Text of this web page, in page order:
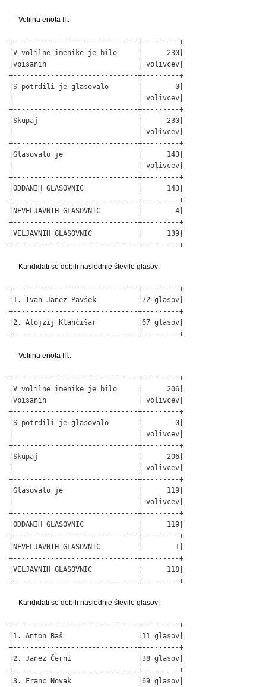
Volilna enota II.:
+------------------------------+---------+
|V volilne imenike je bilo     |      230|
|vpisanih                      | volivcev|
+------------------------------+---------+
|S potrdili je glasovalo       |        0|
|                              | volivcev|
+------------------------------+---------+
|Skupaj                        |      230|
|                              | volivcev|
+------------------------------+---------+
|Glasovalo je                  |      143|
|                              | volivcev|
+------------------------------+---------+
|ODDANIH GLASOVNIC             |      143|
+------------------------------+---------+
|NEVELJAVNIH GLASOVNIC         |        4|
+------------------------------+---------+
|VELJAVNIH GLASOVNIC           |      139|
+------------------------------+---------+
Kandidati so dobili naslednje število glasov:
+------------------------------+---------+
|1. Ivan Janez Pavšek          |72 glasov|
+------------------------------+---------+
|2. Alojzij Klančišar          |67 glasov|
+------------------------------+---------+
Volilna enota III.:
+------------------------------+---------+
|V volilne imenike je bilo     |      206|
|vpisanih                      | volivcev|
+------------------------------+---------+
|S potrdili je glasovalo       |        0|
|                              | volivcev|
+------------------------------+---------+
|Skupaj                        |      206|
|                              | volivcev|
+------------------------------+---------+
|Glasovalo je                  |      119|
|                              | volivcev|
+------------------------------+---------+
|ODDANIH GLASOVNIC             |      119|
+------------------------------+---------+
|NEVELJAVNIH GLASOVNIC         |        1|
+------------------------------+---------+
|VELJAVNIH GLASOVNIC           |      118|
+------------------------------+---------+
Kandidati so dobili naslednje število glasov:
+------------------------------+---------+
|1. Anton Baš                  |11 glasov|
+------------------------------+---------+
|2. Janez Černi                |38 glasov|
+------------------------------+---------+
|3. Franc Novak                |69 glasov|